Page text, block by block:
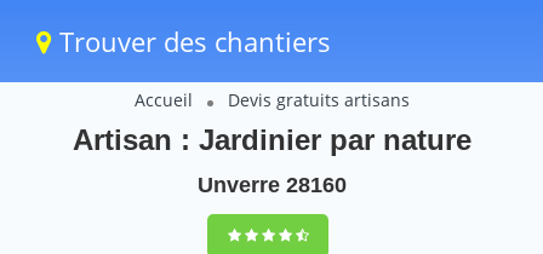
Trouver des chantiers
Accueil Devis gratuits artisans
Artisan : Jardinier par nature
Unverre 28160